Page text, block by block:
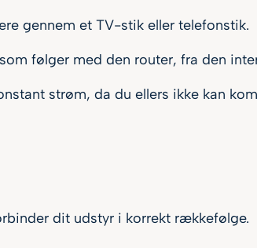
gennem et TV-stik eller telefonstik.
følger med den router, fra den
strøm, da du ellers ikke kan
dit udstyr i korrekt rækkefølge.